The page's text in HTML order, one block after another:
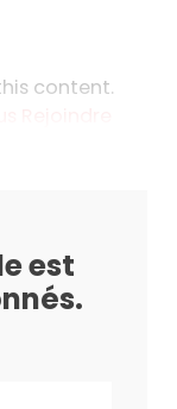
content.
est